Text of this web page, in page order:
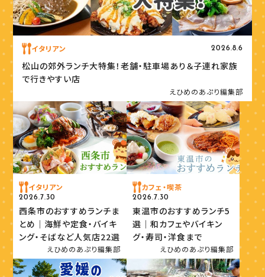
イタリアン 2026.8.6
松山の郊外ランチ大特集！老舗・駐車場あり＆子連れ家族
で行きやすい店
えひめのあぷり編集部
イタリアン
2026.7.30
西条市のおすすめランチま
とめ｜海鮮や定食・バイキ
ング・そばなど人気店22選
えひめのあぷり編集部
カフェ・喫茶
2026.7.30
東温市のおすすめランチ5
選｜和カフェやバイキン
グ・寿司・洋食まで
えひめのあぷり編集部